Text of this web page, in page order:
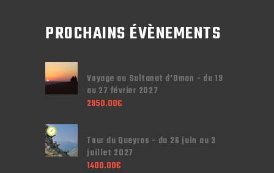
PROCHAINS ÉVÈNEMENTS
Voyage au Sultanat d'Oman - du 19
au 27 février 2027
2950.00€
Tour du Queyras - du 26 juin au 3
juillet 2027
1400.00€